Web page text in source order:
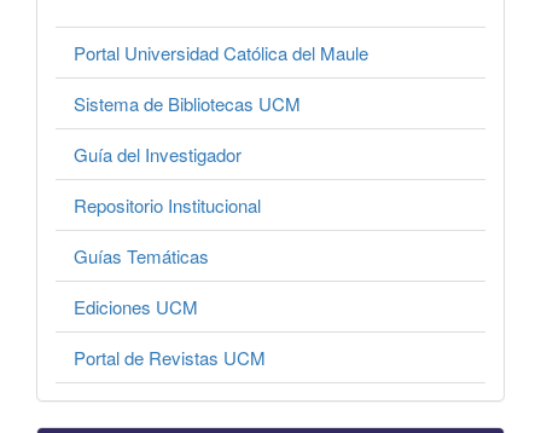
Portal Universidad Católica del Maule
Sistema de Bibliotecas UCM
Guía del Investigador
Repositorio Institucional
Guías Temáticas
Ediciones UCM
Portal de Revistas UCM